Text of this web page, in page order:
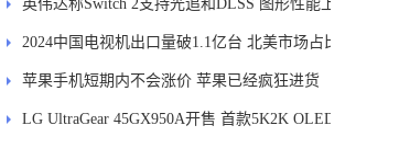
四种调音
英伟达称Switch 2支持光追和DLSS 图形性能上
代十倍
2024中国电视机出口量破1.1亿台 北美市场占比
近三成
苹果手机短期内不会涨价 苹果已经疯狂进货
LG UltraGear 45GX950A开售 首款5K2K OLED